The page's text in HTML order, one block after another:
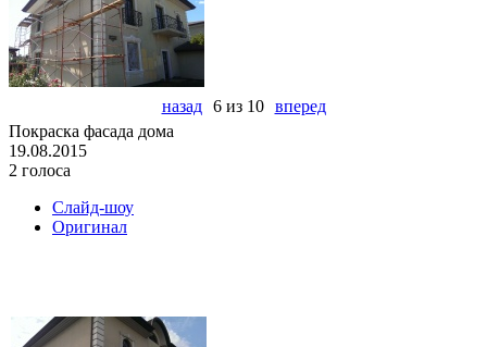
назад 6 из 10
вперед
Покраска фасада дома
19.08.2015
2 голоса
Слайд-шоу
Оригинал